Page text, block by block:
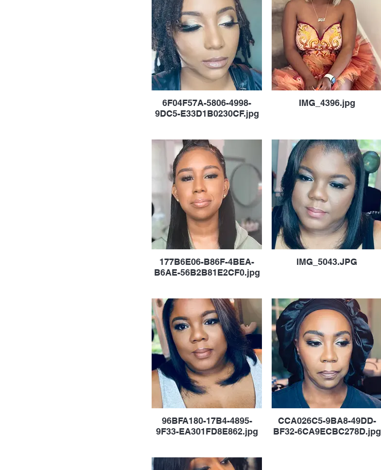
6F04F57A-5806-4998-
9DC5-E33D1B0230CF.jpg
IMG_4396.jpg
177B6E06-B86F-4BEA-
B6AE-56B2B81E2CF0.jpg
IMG_5043.JPG
96BFA180-17B4-4895-
9F33-EA301FD8E862.jpg
CCA026C5-9BA8-49DD-
BF32-6CA9ECBC278D.jpg